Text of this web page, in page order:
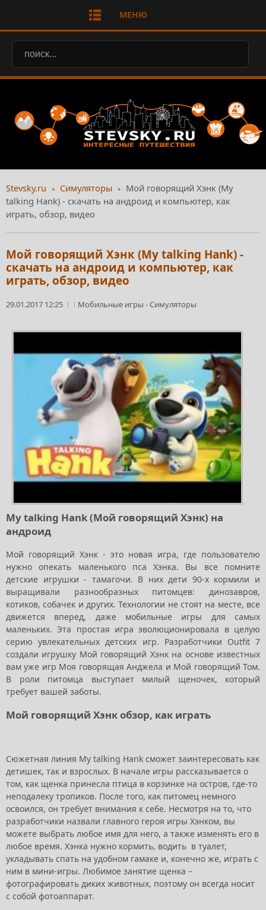
МЕНЮ
Stevsky.ru Симуляторы
Мой говорящий Хэнк (My
talking Hank) - скачать на андроид и компьютер, как
играть, обзор, видео
Мой говорящий Хэнк (My talking Hank) -
скачать на андроид и компьютер, как
играть, обзор, видео
29.01.2017 12:25 Мобильные игры -Симуляторы
My talking Hank (Мой говорящий Хэнк) на
андроид
Мой говорящий Хэнк - это новая игра, где пользователю
нужно опекать маленького пса Хэнка. Вы все помните
детские игрушки - тамагочи. В них дети 90-х кормили и
выращивали разнообразных питомцев: динозавров,
котиков, собачек и других. Технологии не стоят на месте, все
движется вперед, даже мобильные игры для самых
маленьких. Эта простая игра эволюционировала в целую
серию увлекательных детских игр. Разработчики Outfit 7
создали игрушку Мой говорящий Хэнк на основе известных
вам уже игр Моя говорящая Анджела и Мой говорящий Том.
В роли питомца выступает милый щеночек, который
требует вашей заботы.
Мой говорящий Хэнк обзор, как играть
Сюжетная линия My talking Hank сможет заинтересовать как
детишек, так и взрослых. В начале игры рассказывается о
том, как щенка принесла птица в корзинке на остров, где-то
неподалеку тропиков. После того, как питомец немного
освоился, он требует внимания к себе. Несмотря на то, что
разработчики назвали главного героя игры Хэнком, вы
можете выбрать любое имя для него, а также изменять его в
любое время. Хэнка нужно кормить, водить в туалет,
укладывать спать на удобном гамаке и, конечно же, играть с
ним в мини-игры. Любимое занятие щенка –
фотографировать диких животных, поэтому он всегда носит
с собой фотоаппарат.